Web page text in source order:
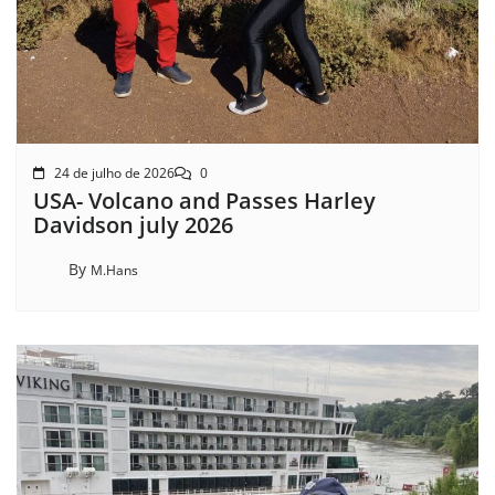
24 de julho de 2026 0
USA- Volcano and Passes Harley
Davidson july 2026
By M.Hans